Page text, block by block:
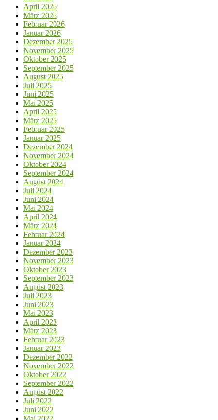
April 2026
März 2026
Februar 2026
Januar 2026
Dezember 2025
November 2025
Oktober 2025
September 2025
August 2025
Juli 2025
Juni 2025
Mai 2025
April 2025
März 2025
Februar 2025
Januar 2025
Dezember 2024
November 2024
Oktober 2024
September 2024
August 2024
Juli 2024
Juni 2024
Mai 2024
April 2024
März 2024
Februar 2024
Januar 2024
Dezember 2023
November 2023
Oktober 2023
September 2023
August 2023
Juli 2023
Juni 2023
Mai 2023
April 2023
März 2023
Februar 2023
Januar 2023
Dezember 2022
November 2022
Oktober 2022
September 2022
August 2022
Juli 2022
Juni 2022
Mai 2022